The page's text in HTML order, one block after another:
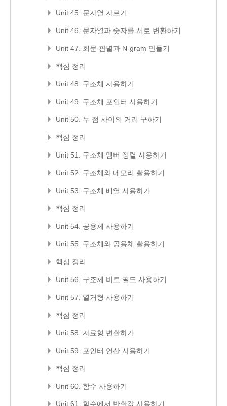
Unit 45. 문자열 자르기
Unit 46. 문자열과 숫자를 서로 변환하기
Unit 47. 회문 판별과 N-gram 만들기
핵심 정리
Unit 48. 구조체 사용하기
Unit 49. 구조체 포인터 사용하기
Unit 50. 두 점 사이의 거리 구하기
핵심 정리
Unit 51. 구조체 멤버 정렬 사용하기
Unit 52. 구조체와 메모리 활용하기
Unit 53. 구조체 배열 사용하기
핵심 정리
Unit 54. 공용체 사용하기
Unit 55. 구조체와 공용체 활용하기
핵심 정리
Unit 56. 구조체 비트 필드 사용하기
Unit 57. 열거형 사용하기
핵심 정리
Unit 58. 자료형 변환하기
Unit 59. 포인터 연산 사용하기
핵심 정리
Unit 60. 함수 사용하기
Unit 61. 함수에서 반환값 사용하기